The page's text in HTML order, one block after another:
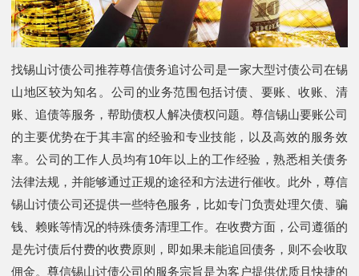
找锡山讨债公司推荐尊信债务追讨公司是一家大型讨债公司在锡
山地区较为知名。公司的业务范围包括讨债、要账、收账、清
账、追债等服务，帮助债权人解决债权问题。尊信锡山要账公司
的主要优势在于其丰富的经验和专业技能，以及高效的服务效
率。公司的工作人员均有10年以上的工作经验，熟悉相关债务
法律法规，并能够通过正规的途径和方法进行催收。此外，尊信
锡山讨债公司还提供一些特色服务，比如专门负责处理欠债、骗
钱、赖账等情况的特殊债务清理工作。在收费方面，公司遵循的
是先讨债后付费的收费原则，即如果未能追回债务，则不会收取
佣金。尊信锡山讨债公司的服务宗旨是为客户提供优质且快捷的